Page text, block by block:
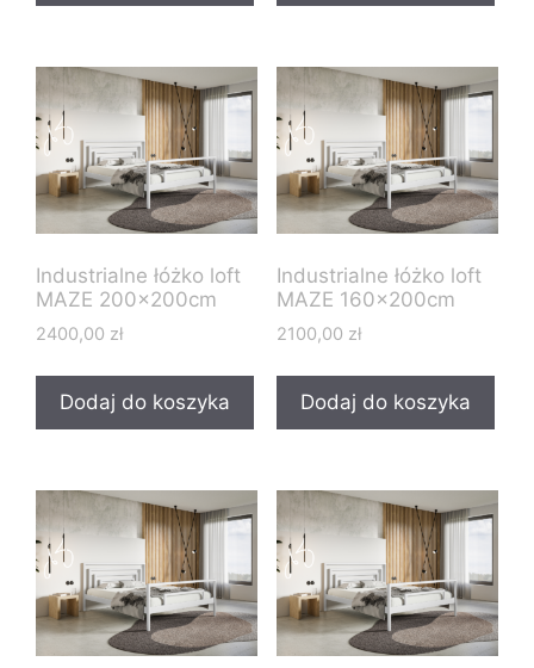
Industrialne łóżko loft
MAZE 200x200cm
2400,00 zł
Dodaj do koszyka
Industrialne łóżko loft
MAZE 160x200cm
2100,00 zł
Dodaj do koszyka